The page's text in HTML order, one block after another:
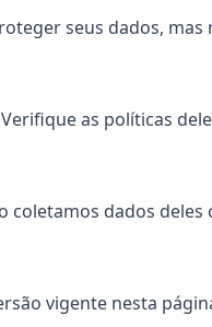
seus dados,
as políticas
coletamos dados
vigente nesta